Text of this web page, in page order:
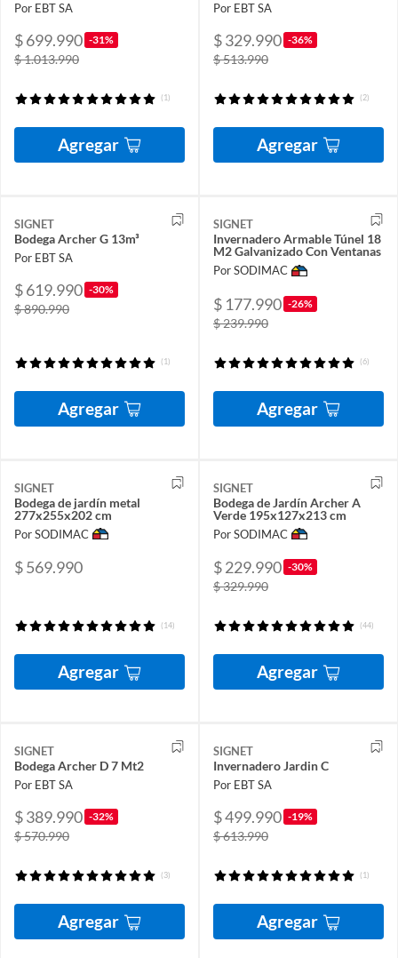
Por EBT SA
$ 699.990 -31%
$ 1.013.990
(1)
Agregar
Por EBT SA
$ 329.990 -36%
$ 513.990
(2)
Agregar
SIGNET
Bodega Archer G 13m³
Por EBT SA
$ 619.990 -30%
$ 890.990
(1)
Agregar
SIGNET
Invernadero Armable Túnel 18
M2 Galvanizado Con Ventanas
Por SODIMAC
$ 177.990 -26%
$ 239.990
(6)
Agregar
SIGNET
Bodega de jardín metal
277x255x202 cm
Por SODIMAC
$ 569.990
(14)
Agregar
SIGNET
Bodega de Jardín Archer A
Verde 195x127x213 cm
Por SODIMAC
$ 229.990 -30%
$ 329.990
(44)
Agregar
SIGNET
Bodega Archer D 7 Mt2
Por EBT SA
$ 389.990 -32%
$ 570.990
(3)
Agregar
SIGNET
Invernadero Jardin C
Por EBT SA
$ 499.990 -19%
$ 613.990
(1)
Agregar